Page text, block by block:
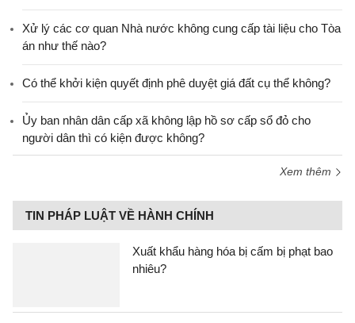
Xử lý các cơ quan Nhà nước không cung cấp tài liệu cho Tòa
án như thế nào?
Có thể khởi kiện quyết định phê duyệt giá đất cụ thể không?
Ủy ban nhân dân cấp xã không lập hồ sơ cấp sổ đỏ cho
người dân thì có kiện được không?
Xem thêm
TIN PHÁP LUẬT VỀ HÀNH CHÍNH
Xuất khẩu hàng hóa bị cấm bị phạt bao
nhiêu?